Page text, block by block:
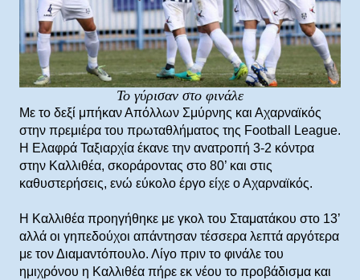
Το γύρισαν στο φινάλε
Με το δεξί μπήκαν Απόλλων Σμύρνης και Αχαρναϊκός
στην πρεμιέρα του πρωταθλήματος της Football League.
Η Ελαφρά Ταξιαρχία έκανε την ανατροπή 3-2 κόντρα
στην Καλλιθέα, σκοράροντας στο 80’ και στις
καθυστερήσεις, ενώ εύκολο έργο είχε ο Αχαρναϊκός.
Η Καλλιθέα προηγήθηκε με γκολ του Σταματάκου στο 13’
αλλά οι γηπεδούχοι απάντησαν τέσσερα λεπτά αργότερα
με τον Διαμαντόπουλο. Λίγο πριν το φινάλε του
ημιχρόνου η Καλλιθέα πήρε εκ νέου το προβάδισμα και